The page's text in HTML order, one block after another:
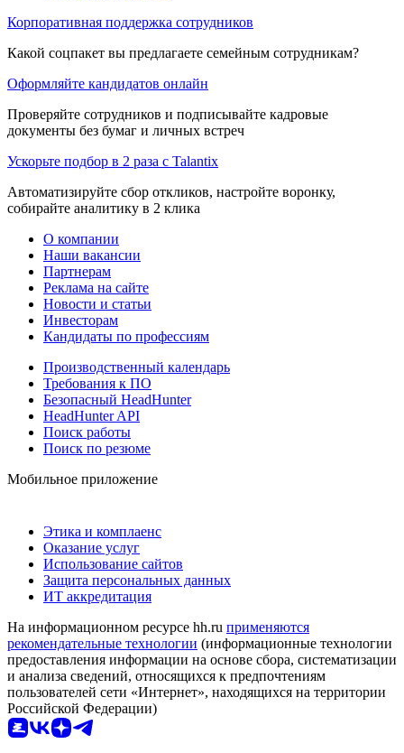
Корпоративная поддержка сотрудников
Какой соцпакет вы предлагаете семейным сотрудникам?
Оформляйте кандидатов онлайн
Проверяйте сотрудников и подписывайте кадровые
документы без бумаг и личных встреч
Ускорьте подбор в 2 раза с Talantix
Автоматизируйте сбор откликов, настройте воронку,
собирайте аналитику в 2 клика
О компании
Наши вакансии
Партнерам
Реклама на сайте
Новости и статьи
Инвесторам
Кандидаты по профессиям
Производственный календарь
Требования к ПО
Безопасный HeadHunter
HeadHunter API
Поиск работы
Поиск по резюме
Мобильное приложение
Этика и комплаенс
Оказание услуг
Использование сайтов
Защита персональных данных
ИТ аккредитация
На информационном ресурсе hh.ru применяются
рекомендательные технологии (информационные технологии
предоставления информации на основе сбора, систематизации
и анализа сведений, относящихся к предпочтениям
пользователей сети «Интернет», находящихся на территории
Российской Федерации)